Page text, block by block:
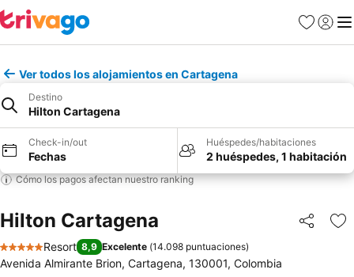
Favoritos
Iniciar
Ver todos los alojamientos en Cartagena
Destino
Hilton Cartagena
Check-in/out
Fechas
Huéspedes/habitaciones
2 huéspedes, 1 habitación
Cómo los pagos afectan nuestro ranking
Hilton Cartagena Compartir
5 Estrellas
Resort 8,9 Excelente (14.098 puntuaciones)
Avenida Almirante Brion, Cartagena, 130001, Colombia